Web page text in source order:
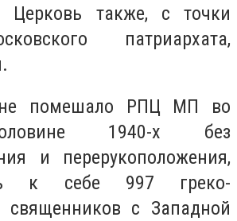
Церковь также, с точки
патриархата,
помешало РПЦ МП во
1940-х без
и перерукоположения,
к себе 997 греко-
священников с Западной